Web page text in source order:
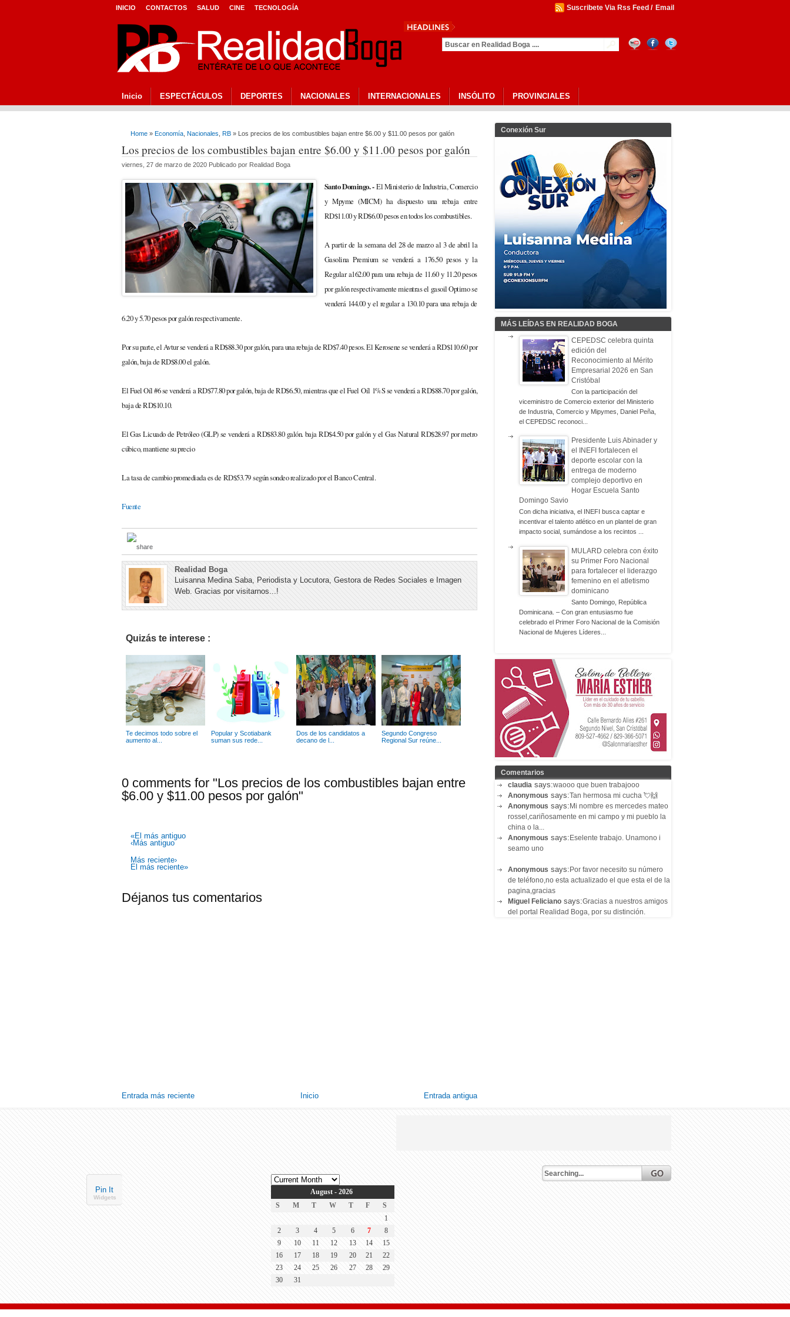
INICIO CONTACTOS SALUD CINE TECNOLOGÍA Suscribete Via Rss Feed / Email
INEFI Reconoce A 41 Personalidades Ligadas A La Educación Física Y Al
Deporte Esc
Inicio ESPECTÁCULOS DEPORTES NACIONALES INTERNACIONALES INSÓLITO PROVINCIALES
Pin It
Widgets
Home » Economía Nacionales RB » Los precios de los combustibles bajan entre $6.00 y $11.00 pesos por galón
Los precios de los combustibles bajan entre $6.00 y $11.00 pesos por galón
viernes, 27 de marzo de 2020 Publicado por Realidad Boga
Santo Domingo. -El Ministerio de Industria, Comercio
y Mpyme (MICM) ha dispuesto una rebaja entre
RD$11.00 y RD$6.00 pesos en todos los combustibles.
A partir de la semana del 28 de marzo al 3 de abril la
Gasolina Premium se venderá a 176.50 pesos y la
Regular a162.00 para una rebaja de 11.60 y 11.20 pesos
por galón respectivamente mientras el gasoil Optimo se
venderá 144.00 y el regular a 130.10 para una rebaja de
6.20 y 5.70 pesos por galón respectivamente.
Por su parte, el Avtur se venderá a RD$88.30 por galón, para una rebaja de RD$7.40 pesos. El Kerosene se venderá a RD$110.60 por
galón, baja de RD$8.00 el galón.
El Fuel Oíl #6 se venderá a RD$77.80 por galón, baja de RD$6.50, mientras que el Fuel Oíl 1%S se venderá a RD$88.70 por galón,
baja de RD$10.10.
El Gas Licuado de Petróleo (GLP) se venderá a RD$83.80 galón. baja RD$4.50 por galón y el Gas Natural RD$28.97 por metro
cúbico, mantiene su precio
La tasa de cambio promediada es de RD$53.79 según sondeo realizado por el Banco Central.
Fuente
Realidad Boga
Luisanna Medina Saba, Periodista y Locutora, Gestora de Redes Sociales e Imagen
Web. Gracias por visitarnos...!
Quizás te interese :
Te decimos todo sobre el
aumento al...
Popular y Scotiabank
suman sus rede...
Dos de los candidatos a
decano de l...
Segundo Congreso
Regional Sur reúne...
0 comments for "Los precios de los combustibles bajan entre
$6.00 y $11.00 pesos por galón"
«El más antiguo
‹Más antiguo
Más reciente›
El más reciente»
Déjanos tus comentarios
Entrada más reciente Entrada antigua
Inicio
Conexión Sur
MÁS LEÍDAS EN REALIDAD BOGA
CEPEDSC celebra quinta
edición del
Reconocimiento al Mérito
Empresarial 2026 en San
Cristóbal
Con la participación del
viceministro de Comercio exterior del Ministerio
de Industria, Comercio y Mipymes, Daniel Peña,
el CEPEDSC reconoci...
Presidente Luis Abinader y
el INEFI fortalecen el
deporte escolar con la
entrega de moderno
complejo deportivo en
Hogar Escuela Santo
Domingo Savio
Con dicha iniciativa, el INEFI busca captar e
incentivar el talento atlético en un plantel de gran
impacto social, sumándose a los recintos ...
MULARD celebra con éxito
su Primer Foro Nacional
para fortalecer el liderazgo
femenino en el atletismo
dominicano
Santo Domingo, República
Dominicana. – Con gran entusiasmo fue
celebrado el Primer Foro Nacional de la Comisión
Nacional de Mujeres Líderes...
Comentarios
claudia says:waooo que buen trabajooo
Anonymous says:Tan hermosa mi cucha 💘🙌
Anonymous says:Mi nombre es mercedes mateo
rossel,cariñosamente en mi campo y mi pueblo la
china o la...
Anonymous says:Eselente trabajo. Unamono i
seamo uno
Anonymous says:Por favor necesito su número
de teléfono,no esta actualizado el que esta el de la
pagina,gracias
Miguel Feliciano says:Gracias a nuestros amigos
del portal Realidad Boga, por su distinción.
August - 2026
S
M T W T F
S
1
2
3 4 5 6 7
8
9
10 11 12 13 14
15
16
17 18 19 20 21
22
23
24 25 26 27 28
29
30
31